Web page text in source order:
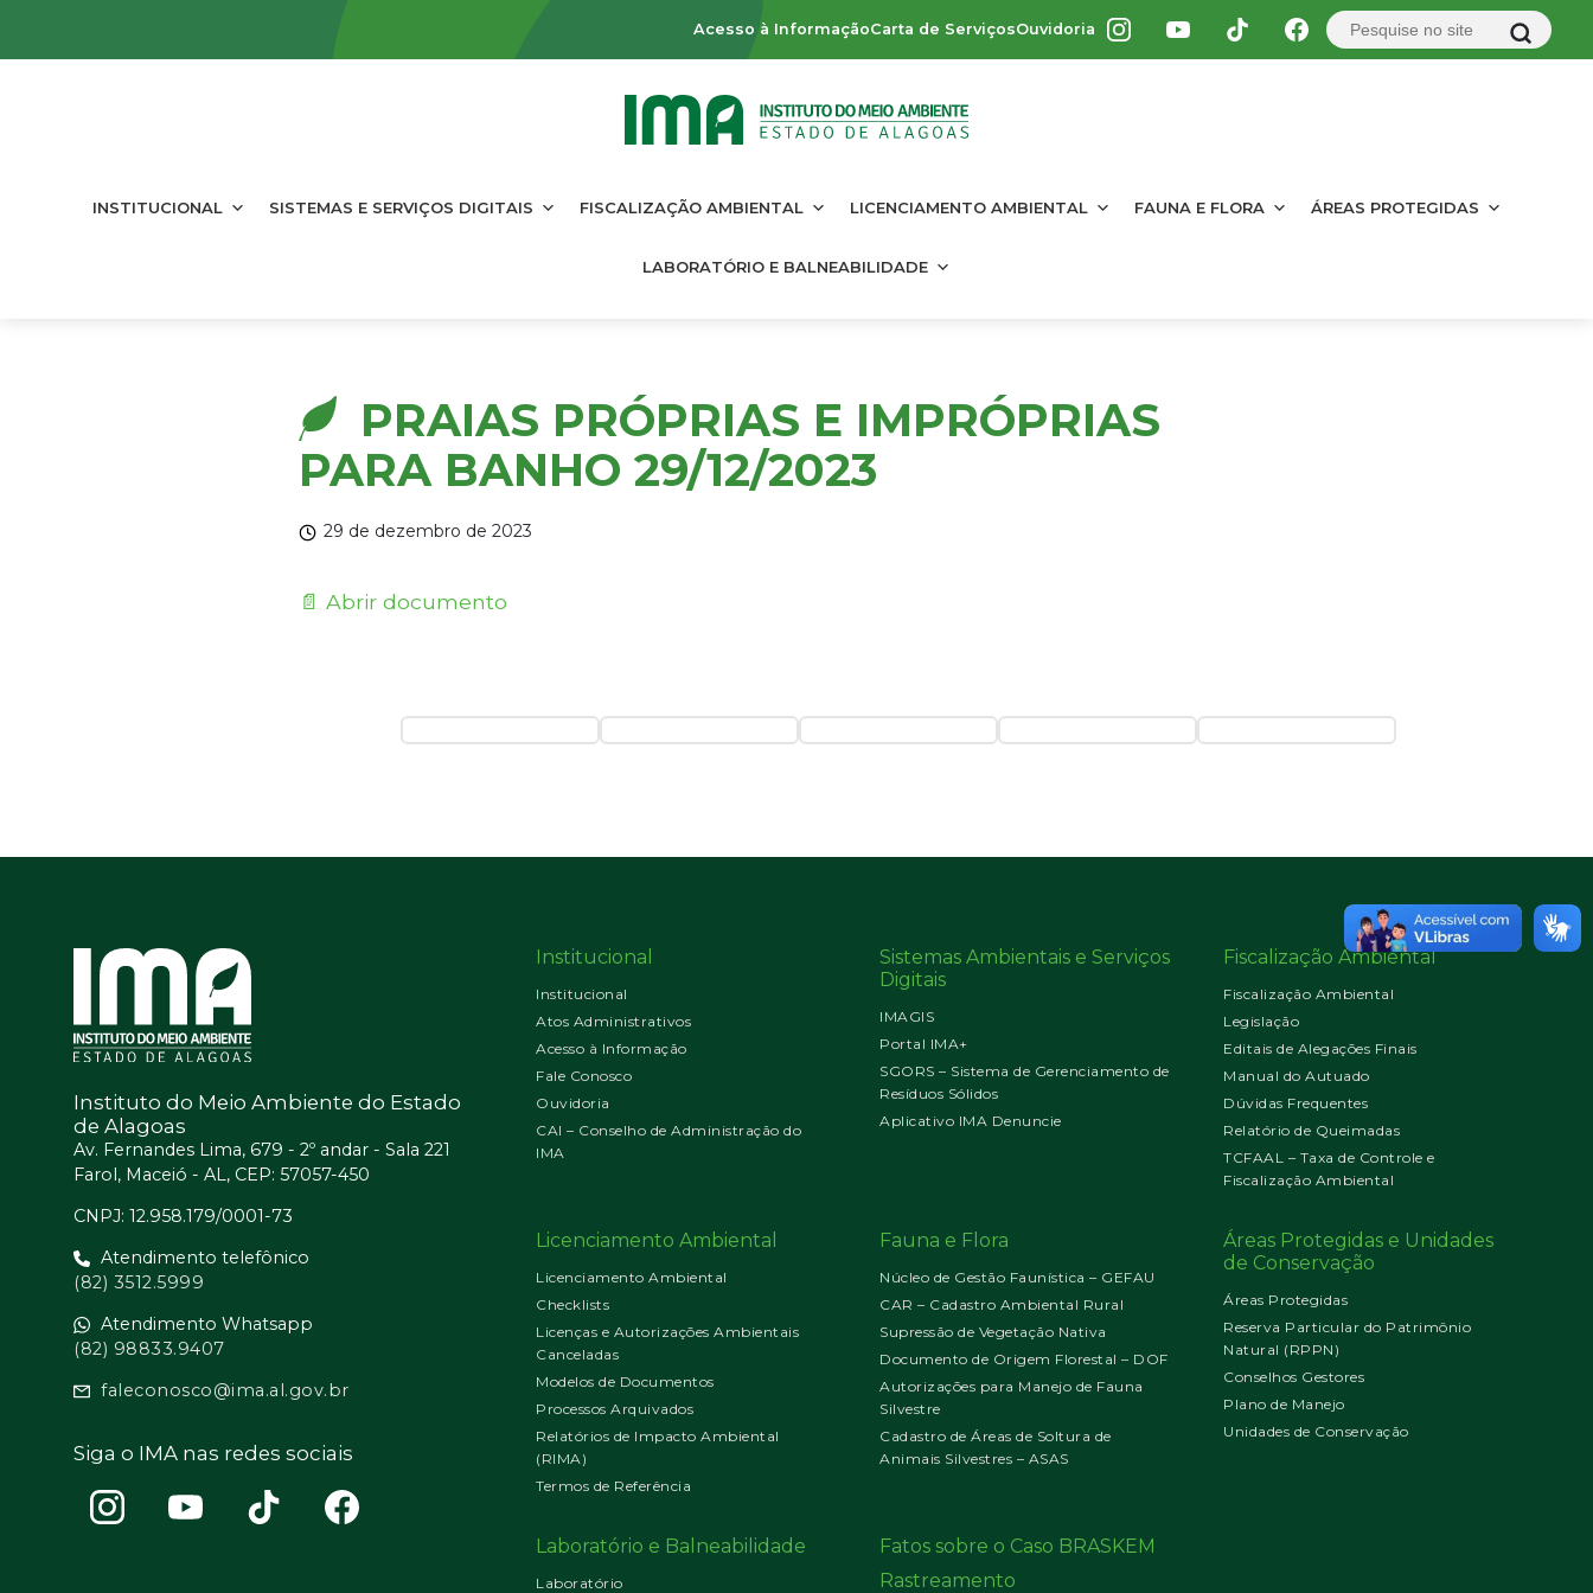
Acesso à InformaçãoCarta de ServiçosOuvidoria
INSTITUCIONAL SISTEMAS E SERVIÇOS DIGITAIS FISCALIZAÇÃO AMBIENTAL LICENCIAMENTO AMBIENTAL FAUNA E FLORA ÁREAS PROTEGIDAS
LABORATÓRIO E BALNEABILIDADE
PRAIAS PRÓPRIAS E IMPRÓPRIAS
PARA BANHO 29/12/2023
29 de dezembro de 2023
📄 Abrir documento
Instituto do Meio Ambiente do Estado
de Alagoas
Av. Fernandes Lima, 679 - 2º andar - Sala 221
Farol, Maceió - AL, CEP: 57057-450
CNPJ: 12.958.179/0001-73
Atendimento telefônico
(82) 3512.5999
Atendimento Whatsapp
(82) 98833.9407
faleconosco@ima.al.gov.br
Siga o IMA nas redes sociais
Institucional
Institucional
Atos Administrativos
Acesso à Informação
Fale Conosco
Ouvidoria
CAI – Conselho de Administração do
IMA
Sistemas Ambientais e Serviços
Digitais
IMAGIS
Portal IMA+
SGORS – Sistema de Gerenciamento de
Resíduos Sólidos
Aplicativo IMA Denuncie
Fiscalização Ambiental
Fiscalização Ambiental
Legislação
Editais de Alegações Finais
Manual do Autuado
Dúvidas Frequentes
Relatório de Queimadas
TCFAAL – Taxa de Controle e
Fiscalização Ambiental
Licenciamento Ambiental
Licenciamento Ambiental
Checklists
Licenças e Autorizações Ambientais
Canceladas
Modelos de Documentos
Processos Arquivados
Relatórios de Impacto Ambiental
(RIMA)
Termos de Referência
Fauna e Flora
Núcleo de Gestão Faunística – GEFAU
CAR – Cadastro Ambiental Rural
Supressão de Vegetação Nativa
Documento de Origem Florestal – DOF
Autorizações para Manejo de Fauna
Silvestre
Cadastro de Áreas de Soltura de
Animais Silvestres – ASAS
Áreas Protegidas e Unidades
de Conservação
Áreas Protegidas
Reserva Particular do Patrimônio
Natural (RPPN)
Conselhos Gestores
Plano de Manejo
Unidades de Conservação
Laboratório e Balneabilidade
Laboratório
Fatos sobre o Caso BRASKEM
Rastreamento